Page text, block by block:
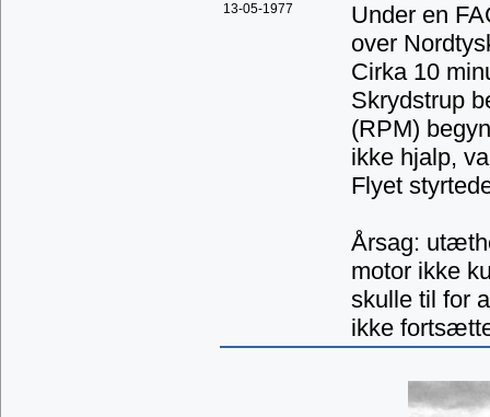
13-05-1977
Under en
over
Cirka 10
Skrydstrup
(RPM)
ikke hjalp,
Flyet
Årsag:
motor ikke
skulle til for
ikke